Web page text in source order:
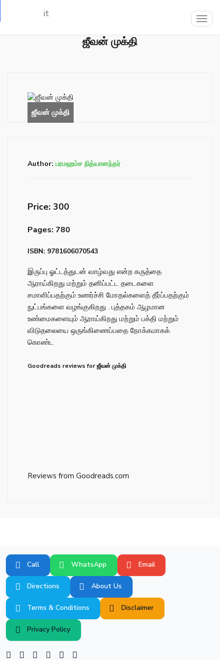
ஜீவன் முக்தி
Author: பரமஹம்ச நித்யானந்தர்
Price: ₹300
Pages: 780
ISBN: 9781606070543
இருப்பு ஓட்டத்துடன் வாழ்வது என்ற கருத்தை
ஆராய்கிறது மற்றும் தனிப்பட்ட தடைகளை
சமாளிப்பதற்கும் உணர்ச்சி மோதல்களைத் தீர்ப்பதற்கும்
நுட்பங்களை வழங்குகிறது . புத்தகம் ஆழமான
உண்மைகளையும் ஆராய்கிறது மற்றும் பக்தி மற்றும்
விடுதலையை ஒருங்கிணைப்பதை நோக்கமாகக்
கொண்ட
Goodreads reviews for ஜீவன் முக்தி
Reviews from Goodreads.com
Call WhatsApp Email
Directions About Us
Terms & Conditions Disclaimer
Privacy Policy